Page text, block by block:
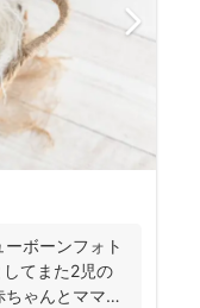
ボーンフォト
てまた2児の
ゃんとママの